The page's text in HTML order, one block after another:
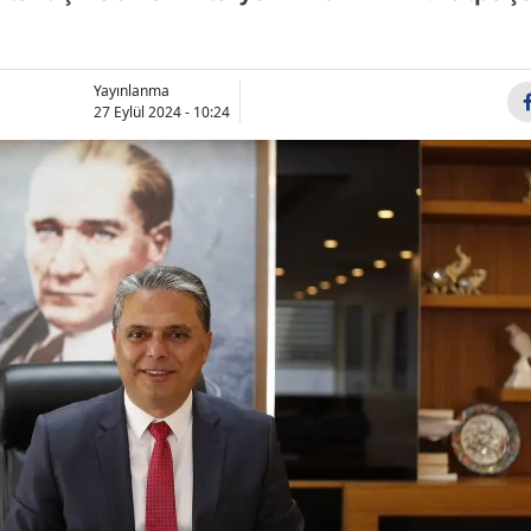
Bingöl
Bitlis
Bolu
Burdur
Bursa
Çanakkale
Çankırı
Çorum
Denizli
Diyarbakır
Yayınlanma
27 Eylül 2024 - 10:24